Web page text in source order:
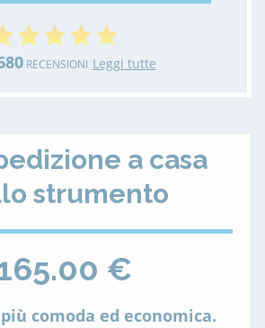
RECENSIONI Leggi tutte
a casa
strumento
€
comoda ed economica.